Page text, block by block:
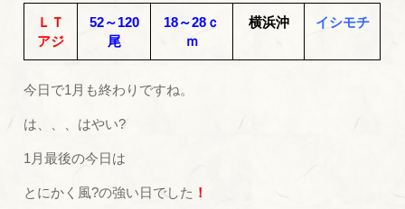
ＬＴ
アジ
52～120
尾
18～28ｃ
ｍ
横浜沖 イシモチ
今日で1月も終わりですね。
は、、、はやい?
1月最後の今日は
とにかく風?の強い日でした ！